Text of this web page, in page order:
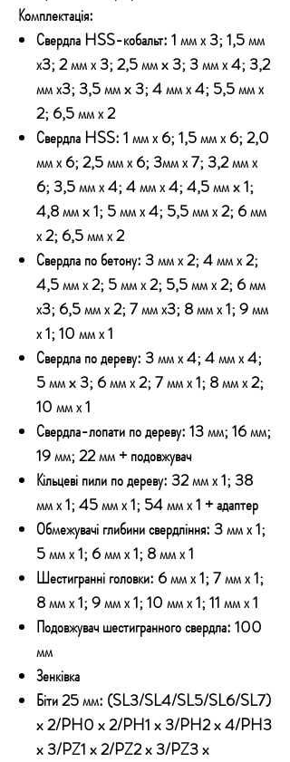
Комплектація:
Свердла HSS-кобальт:1 мм х 3; 1,5 мм
х3; 2 мм х 3; 2,5 мм x 3; 3 мм х 4; 3,2
мм х3; 3,5 мм x 3; 4 мм х 4; 5,5 мм х
2; 6,5 мм х 2
Свердла HSS:1 мм х 6; 1,5 мм х 6; 2,0
мм х 6; 2,5 мм х 6; 3мм х 7; 3,2 мм х
6; 3,5 мм х 4; 4 мм х 4; 4,5 мм x 1;
4,8 мм x 1; 5 мм х 4; 5,5 мм х 2; 6 мм
х 2; 6,5 мм х 2
Свердла по бетону: 3 мм х 2; 4 мм х 2;
4,5 мм х 2; 5 мм х 2; 5,5 мм х 2; 6 мм
х3; 6,5 мм х 2; 7 мм х3; 8 мм х 1; 9 мм
х 1; 10 мм х 1
Свердла по дереву: 3 мм х 4; 4 мм х 4;
5 мм x 3; 6 мм х 2; 7 мм х 1; 8 мм х 2;
10 мм х 1
Свердла-лопати по дереву:13 мм; 16 мм;
19 мм; 22 мм + подовжувач
Кільцеві пили по дереву: 32 мм х 1; 38
мм х 1; 45 мм х 1; 54 мм х 1 + адаптер
Обмежувачі глибини свердління: 3 мм х 1;
5 мм х 1; 6 мм х 1; 8 мм х 1
Шестигранні головки: 6 мм х 1; 7 мм х 1;
8 мм х 1; 9 мм х 1; 10 мм х 1; 11 мм х 1
Подовжувач шестигранного свердла:100
мм
Зенківка
Біти 25 мм: (SL3/SL4/SL5/SL6/SL7)
x 2/PH0 x 2/PH1 x 3/PH2 x 4/PH3
x 3/PZ1 x 2/PZ2 x 3/PZ3 x